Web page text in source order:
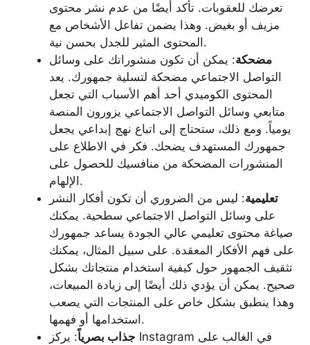
تعرضك للعقوبات. تأكد أيضًا من عدم نشر محتوى
مزيف أو بغيض. وهذا يضمن تفاعل الأشخاص مع
المحتوى المثير للجدل بحسن نية.
مضحكة: يمكن أن تكون منشوراتك على وسائل
التواصل الاجتماعي مضحكة لتسلية جمهورك. يعد
المحتوى الكوميدي أحد أهم الأسباب التي تجعل
متابعي وسائل التواصل الاجتماعي يزورون المنصة
يومياً. ومع ذلك، ستحتاج إلى اتباع نهج إبداعي يجعل
جمهورك المستهدف يضحك. فكر في الاطلاع على
المنشورات المضحكة من منافسيك للحصول على
الإلهام.
تعليمية: ليس من الضروري أن تكون أفكار النشر
على وسائل التواصل الاجتماعي سطحية. يمكنك
صياغة محتوى تعليمي عالي الجودة يساعد جمهورك
على فهم الأفكار المعقدة. على سبيل المثال، يمكنك
تثقيف الجمهور حول كيفية استخدام منتجاتك بشكل
صحيح. يمكن أن يؤدي ذلك أيضًا إلى زيادة المبيعات،
وهذا ينطبق بشكل خاص على المنتجات التي يصعب
استخدامها أو فهمها.
جذاب بصرياً: يركز Instagram في الغالب على